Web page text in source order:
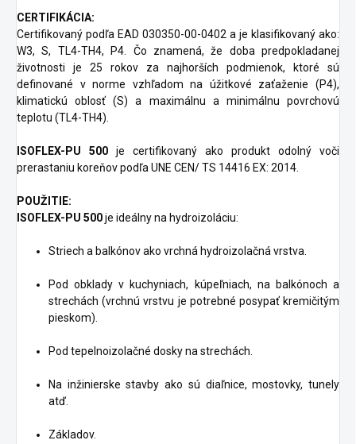
CERTIFIKÁCIA:
Certifikovaný podľa EAD 030350-00-0402 a je klasifikovaný ako:
W3, S, TL4-TH4, P4. Čo znamená, že doba predpokladanej
životnosti je 25 rokov za najhorších podmienok, ktoré sú
definované v norme vzhľadom na úžitkové zaťaženie (P4),
klimatickú oblosť (S) a maximálnu a minimálnu povrchovú
teplotu (TL4-TH4).
ISOFLEX-PU 500 je certifikovaný ako produkt odolný voči
prerastaniu koreňov podľa UNE CEN/ TS 14416 EX: 2014.
POUŽITIE:
ISOFLEX-PU 500je ideálny na hydroizoláciu:
Striech a balkónov ako vrchná hydroizolačná vrstva.
Pod obklady v kuchyniach, kúpeľniach, na balkónoch a
strechách (vrchnú vrstvu je potrebné posypať kremičitým
pieskom).
Pod tepelnoizolačné dosky na strechách.
Na inžinierske stavby ako sú diaľnice, mostovky, tunely
atď.
Základov.